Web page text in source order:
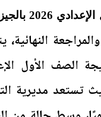
بالرقم القومي..
الصف الأول
حيث تستعد